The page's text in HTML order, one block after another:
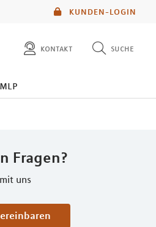
KUNDEN-LOGIN
kontakt suche
diese website durchsuchen
Fragen?
uns